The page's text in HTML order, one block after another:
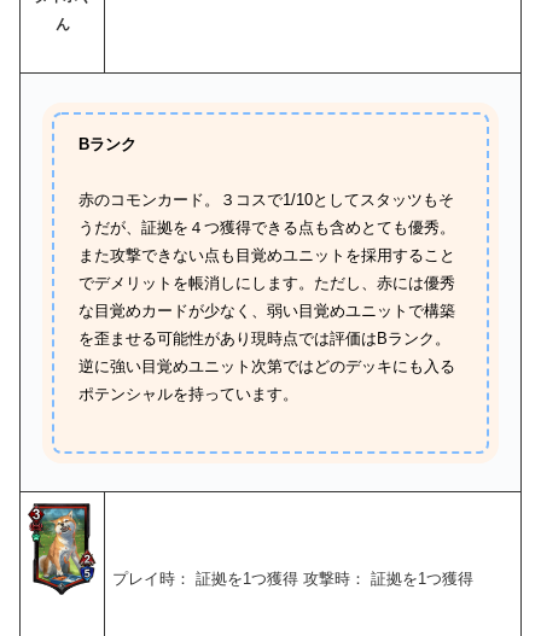
ん
Bランク
赤のコモンカード。３コスで1/10としてスタッツもそ
うだが、証拠を４つ獲得できる点も含めとても優秀。
また攻撃できない点も目覚めユニットを採用すること
でデメリットを帳消しにします。ただし、赤には優秀
な目覚めカードが少なく、弱い目覚めユニットで構築
を歪ませる可能性があり現時点では評価はBランク。
逆に強い目覚めユニット次第ではどのデッキにも入る
ポテンシャルを持っています。
プレイ時： 証拠を1つ獲得 攻撃時： 証拠を1つ獲得